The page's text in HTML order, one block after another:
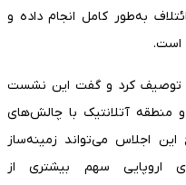
به‌طور کامل انجام داده و
است.
توصیف کرد و گفت این نشست
منطقه آتلانتیک با چالش‌های
اجلاس می‌تواند زمینه‌ساز
اروپایی سهم بیشتری از